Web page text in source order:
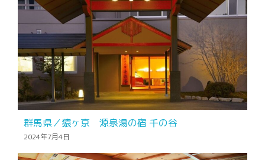
群馬県／猿ヶ京 源泉湯の宿 千の谷
2024年7月4日